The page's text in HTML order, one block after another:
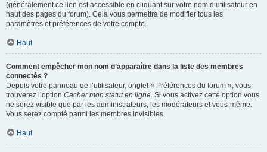
(généralement ce lien est accessible en cliquant sur votre nom d’utilisateur en
haut des pages du forum). Cela vous permettra de modifier tous les
paramètres et préférences de votre compte.
Haut
Comment empêcher mon nom d’apparaître dans la liste des membres
connectés ?
Depuis votre panneau de l’utilisateur, onglet « Préférences du forum », vous
trouverez l’option Cacher mon statut en ligne. Si vous activez cette option vous
ne serez visible que par les administrateurs, les modérateurs et vous-même.
Vous serez compté parmi les membres invisibles.
Haut